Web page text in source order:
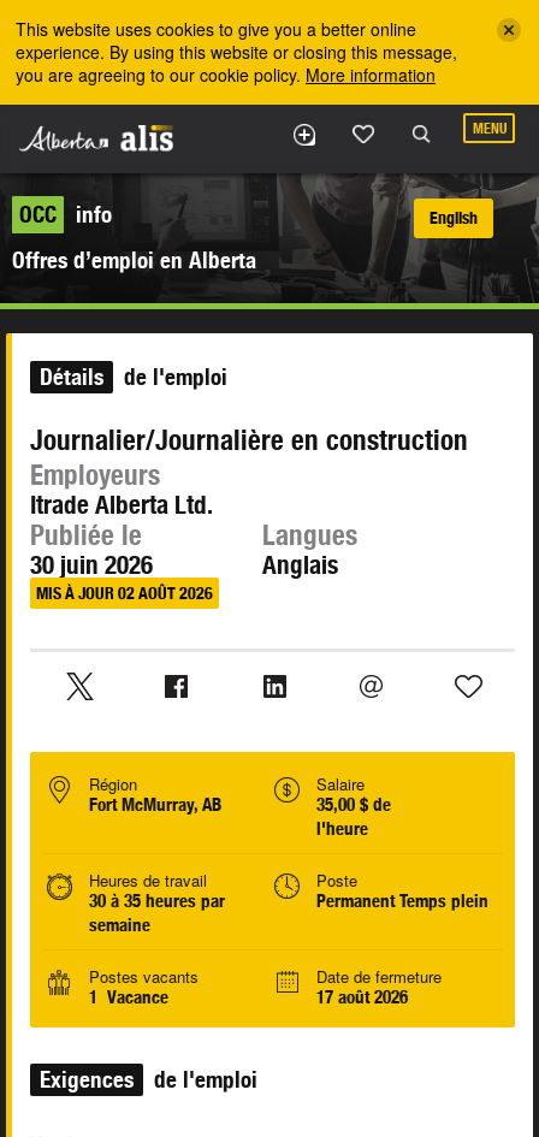
This website uses cookies to give you a better online
experience. By using this website or closing this message,
you are agreeing to our cookie policy. More information
MENU
OCC
info
Offres d’emploi en Alberta
English
Détails de l'emploi
Journalier/Journalière en construction
Employeurs
Itrade Alberta Ltd.
Publiée le
30 juin 2026
MIS À JOUR 02 AOÛT 2026
Langues
Anglais
Région
Fort McMurray, AB
Salaire
35,00 $ de
l'heure
Heures de travail
30 à 35 heures par
semaine
Poste
Permanent Temps plein
Postes vacants
1 Vacance
Date de fermeture
17 août 2026
Exigences de l'emploi